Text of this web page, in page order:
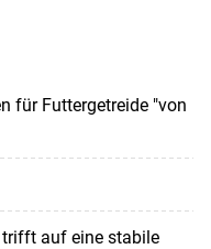
für Futtergetreide "von
auf eine stabile